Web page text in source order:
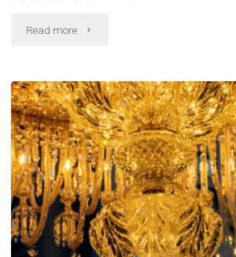
や
煮
玉
子
錦
糸
Read more "ド
え
も
ん
み
ら
い